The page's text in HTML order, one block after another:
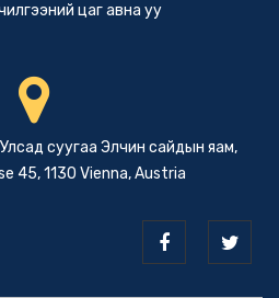
цаг авна уу
суугаа Элчин сайдын яам,
45, 1130 Vienna, Austria